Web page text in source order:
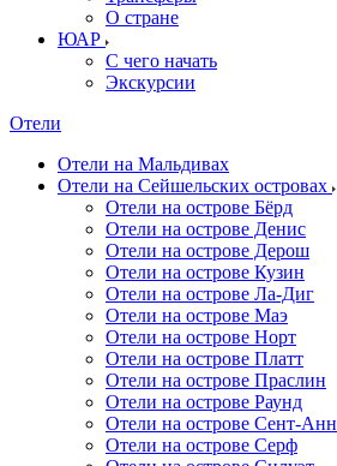
О стране
ЮАР
С чего начать
Экскурсии
Отели
Отели на Мальдивах
Отели на Сейшельских островах
Отели на острове Бёрд
Отели на острове Денис
Отели на острове Дерош
Отели на острове Кузин
Отели на острове Ла-Диг
Отели на острове Маэ
Отели на острове Норт
Отели на острове Платт
Отели на острове Праслин
Отели на острове Раунд
Отели на острове Сент-Анн
Отели на острове Серф